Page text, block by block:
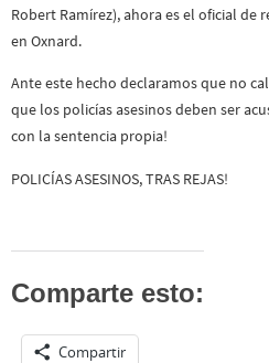
Robert Ramírez), ahora es el oficial de
en Oxnard.
Ante este hecho declaramos que no
que los policías asesinos deben ser
con la sentencia propia!
POLICÍAS ASESINOS, TRAS REJAS!
Comparte esto:
Compartir